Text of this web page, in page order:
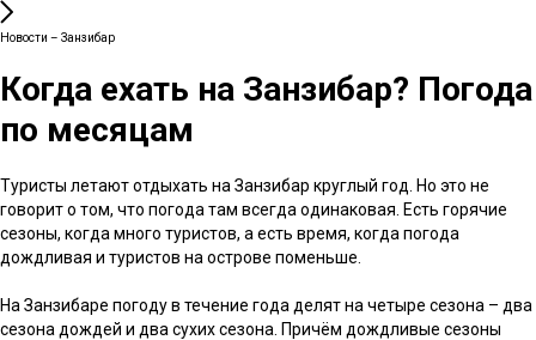
Новости – Занзибар
Когда ехать на Занзибар? Погода
по месяцам
Туристы летают отдыхать на Занзибар круглый год. Но это не
говорит о том, что погода там всегда одинаковая. Есть горячие
сезоны, когда много туристов, а есть время, когда погода
дождливая и туристов на острове поменьше.
На Занзибаре погоду в течение года делят на четыре сезона – два
сезона дождей и два сухих сезона. Причём дождливые сезоны